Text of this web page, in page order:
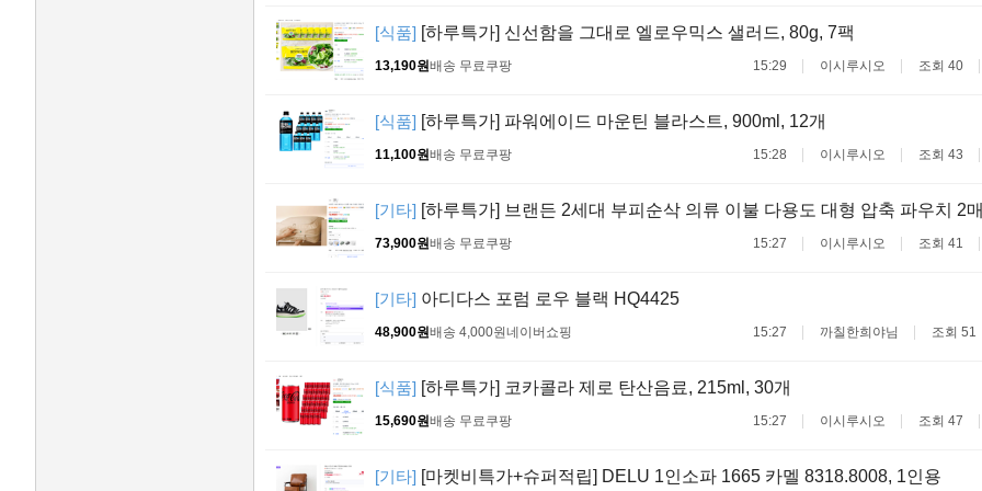
[식품] [하루특가] 신선함을 그대로 엘로우믹스 샐러드, 80g, 7팩
13,190원배송 무료쿠팡 15:29 이시루시오 조회 40
[식품] [하루특가] 파워에이드 마운틴 블라스트, 900ml, 12개
11,100원배송 무료쿠팡 15:28 이시루시오 조회 43
[기타] [하루특가] 브랜든 2세대 부피순삭 의류 이불 다용도 대형 압축 파우치 2
73,900원배송 무료쿠팡 15:27 이시루시오 조회 41
[기타] 아디다스 포럼 로우 블랙 HQ4425
48,900원배송 4,000원네이버쇼핑 15:27 까칠한희야님 조회 51
[식품] [하루특가] 코카콜라 제로 탄산음료, 215ml, 30개
15,690원배송 무료쿠팡 15:27 이시루시오 조회 47
[기타] [마켓비특가+슈퍼적립] DELU 1인소파 1665 카멜 8318.8008, 1인용